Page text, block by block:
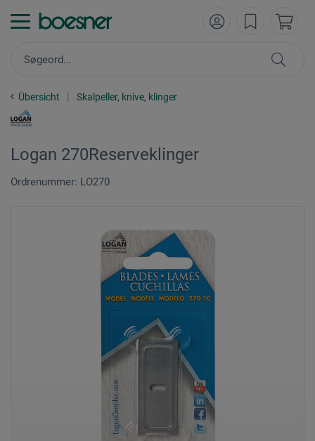
Übersicht Skalpeller, knive, klinger
Logan 270Reserveklinger
Ordrenummer: LO270